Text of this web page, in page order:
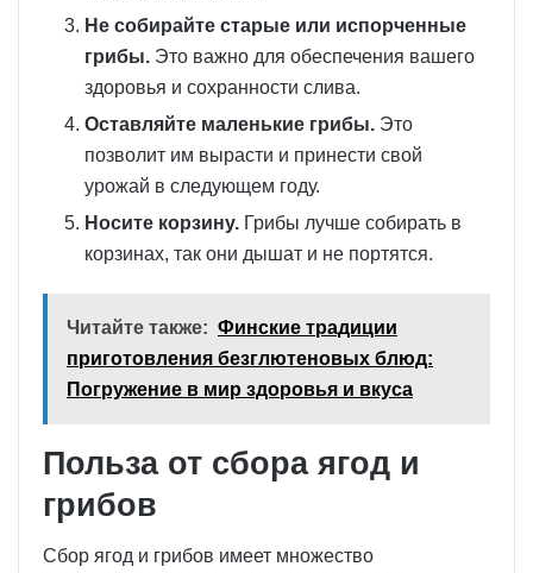
Не собирайте старые или испорченные
грибы. Это важно для обеспечения вашего
здоровья и сохранности слива.
Оставляйте маленькие грибы. Это
позволит им вырасти и принести свой
урожай в следующем году.
Носите корзину. Грибы лучше собирать в
корзинах, так они дышат и не портятся.
Читайте также: Финские традиции
приготовления безглютеновых блюд:
Погружение в мир здоровья и вкуса
Польза от сбора ягод и
грибов
Сбор ягод и грибов имеет множество